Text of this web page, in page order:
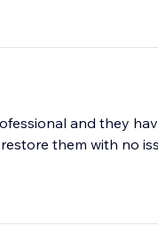
and they
them with no